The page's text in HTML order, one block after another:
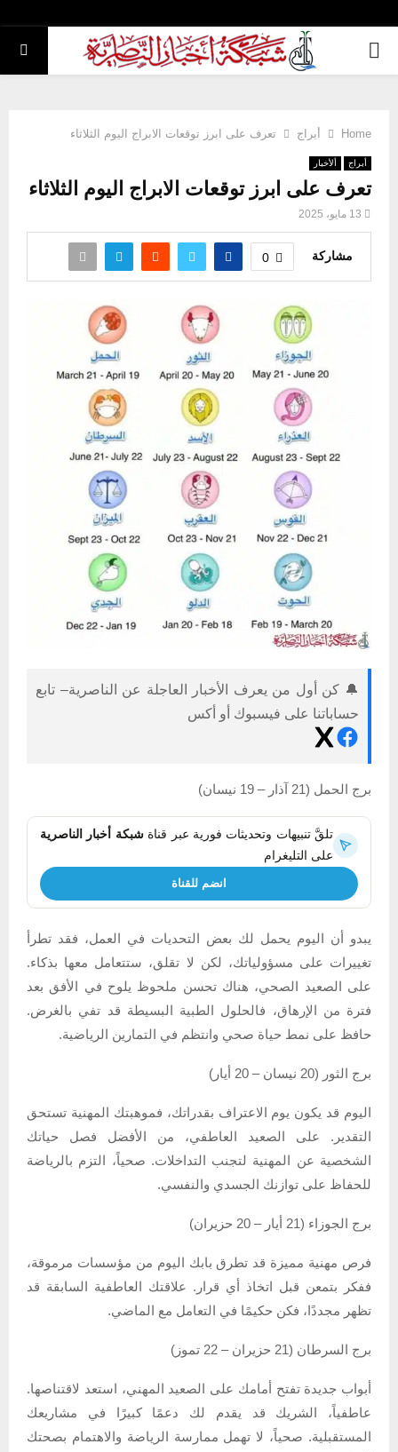
PRIMARY
Home أبراج تعرف على ابرز توقعات الابراج اليوم الثلاثاء
أبراج ألأخبار
تعرف على ابرز توقعات الابراج اليوم الثلاثاء
13 مايو، 2025
مشاركة 0
🔔 كن أول من يعرف الأخبار العاجلة عن الناصرية– تابع
حساباتنا على فيسبوك أو أكس
برج الحمل (21 آذار – 19 نيسان)
تلقَّ تنبيهات وتحديثات فورية عبر قناةشبكة أخبار الناصرية
على التليغرام
انضم للقناة
يبدو أن اليوم يحمل لك بعض التحديات في العمل، فقد تطرأ
تغييرات على مسؤولياتك، لكن لا تقلق، ستتعامل معها بذكاء.
على الصعيد الصحي، هناك تحسن ملحوظ يلوح في الأفق بعد
فترة من الإرهاق، فالحلول الطبية البسيطة قد تفي بالغرض.
حافظ على نمط حياة صحي وانتظم في التمارين الرياضية.
برج الثور (20 نيسان – 20 أيار)
اليوم قد يكون يوم الاعتراف بقدراتك، فموهبتك المهنية تستحق
التقدير. على الصعيد العاطفي، من الأفضل فصل حياتك
الشخصية عن المهنية لتجنب التداخلات. صحياً، التزم بالرياضة
للحفاظ على توازنك الجسدي والنفسي.
برج الجوزاء (21 أيار – 20 حزيران)
فرص مهنية مميزة قد تطرق بابك اليوم من مؤسسات مرموقة،
ففكر بتمعن قبل اتخاذ أي قرار. علاقتك العاطفية السابقة قد
تظهر مجددًا، فكن حكيمًا في التعامل مع الماضي.
برج السرطان (21 حزيران – 22 تموز)
أبواب جديدة تفتح أمامك على الصعيد المهني، استعد لاقتناصها.
عاطفياً، الشريك قد يقدم لك دعمًا كبيرًا في مشاريعك
المستقبلية. صحياً، لا تهمل ممارسة الرياضة والاهتمام بصحتك